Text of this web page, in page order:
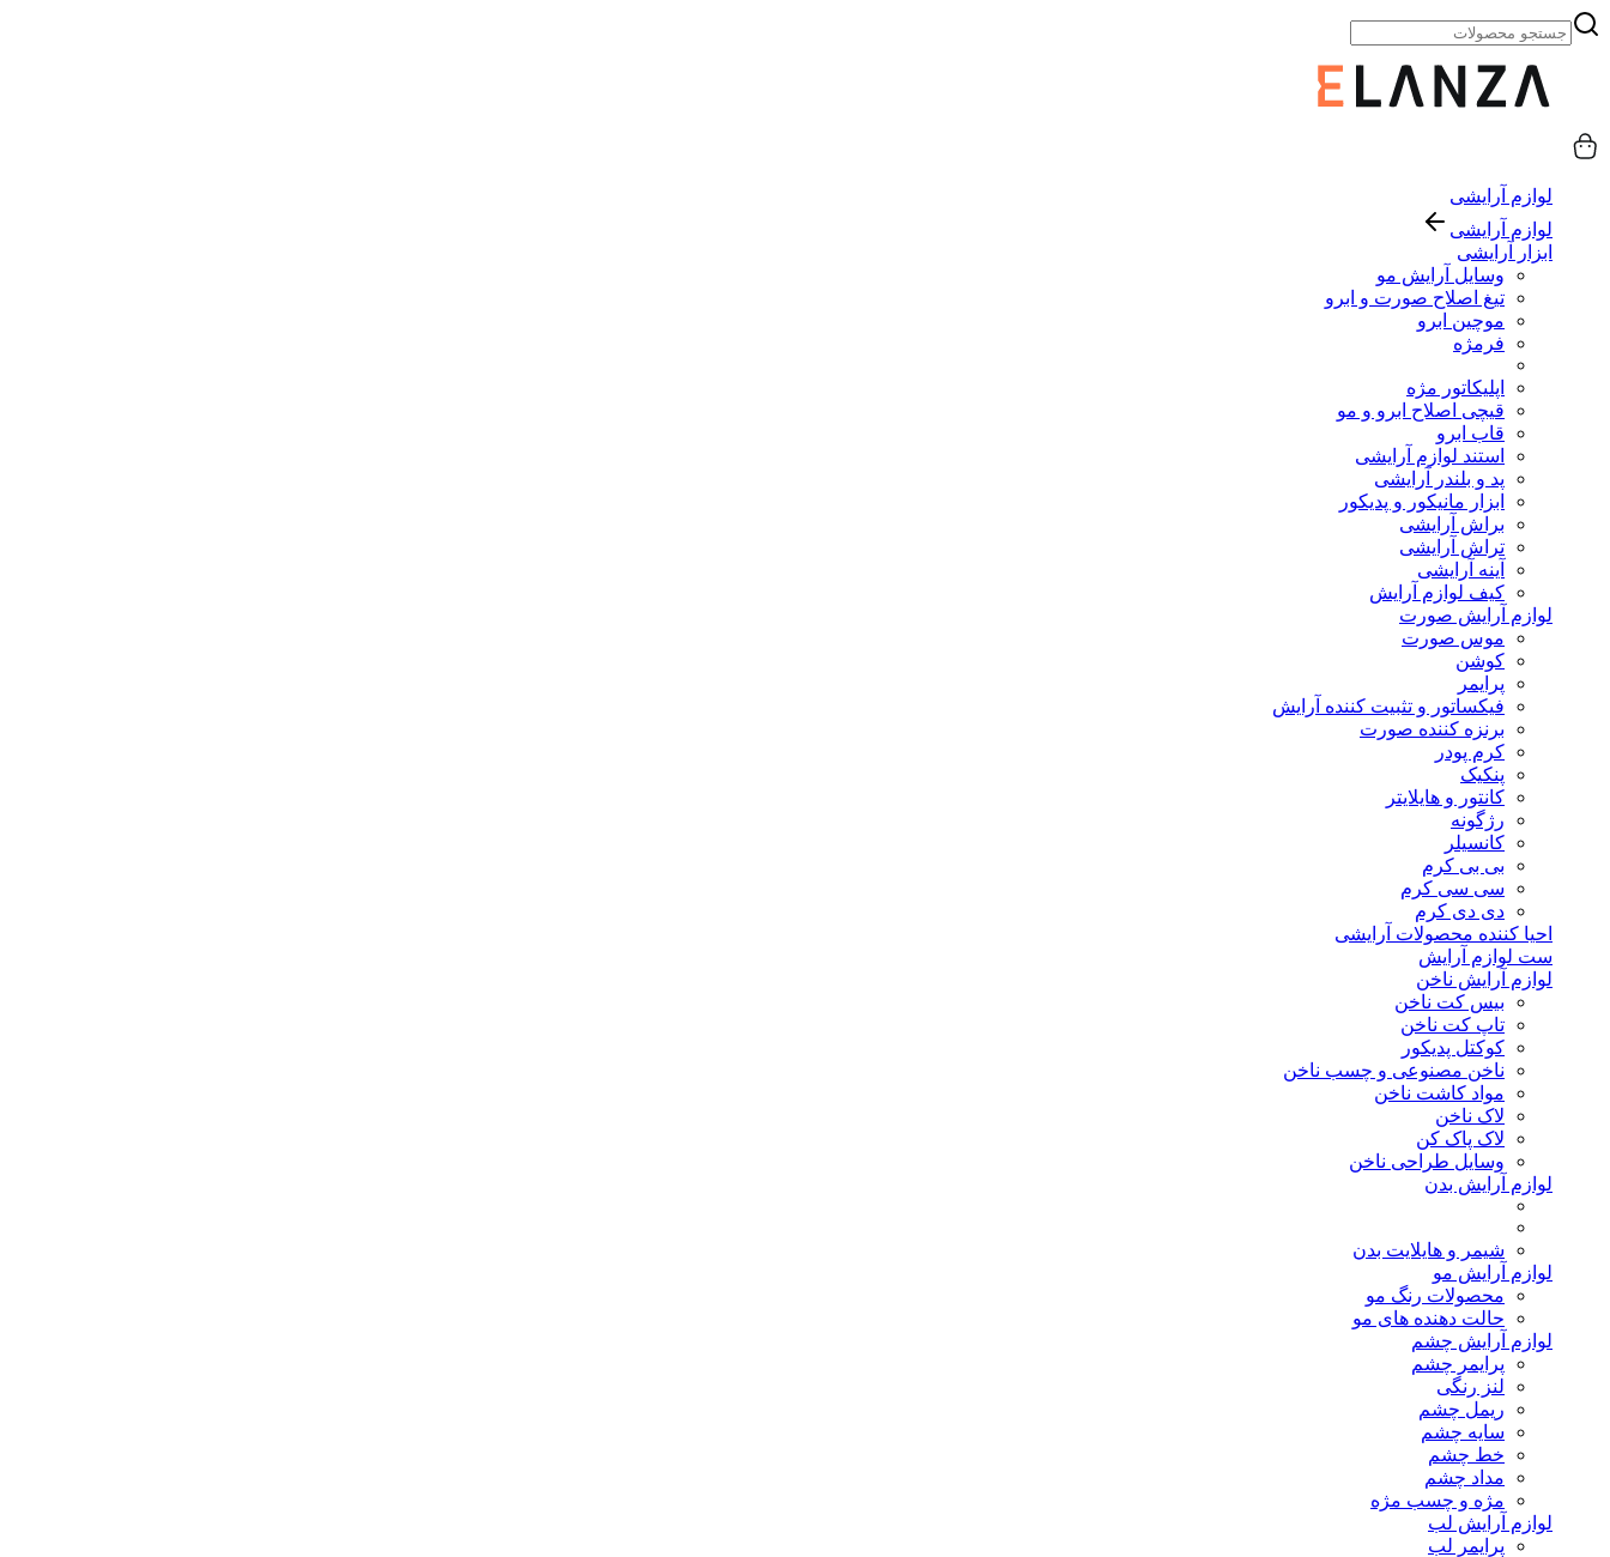
لوازم آرایشی
لوازم آرایشی
ابزار آرایشی
وسایل آرایش مو
تیغ اصلاح صورت و ابرو
موچین ابرو
فرمژه
اپلیکاتور مژه
قیچی اصلاح ابرو و مو
قاب ابرو
استند لوازم آرایشی
پد و بلندر آرایشی
ابزار مانیکور و پدیکور
براش آرایشی
تراش آرایشی
آینه آرایشی
کیف لوازم آرایش
لوازم آرایش صورت
موس صورت
کوشن
پرایمر
فیکساتور و تثبیت کننده آرایش
برنزه کننده صورت
کرم پودر
پنکیک
کانتور و هایلایتر
رژگونه
کانسیلر
بی بی کرم
سی سی کرم
دی دی کرم
احیا کننده محصولات آرایشی
ست لوازم آرایش
لوازم آرایش ناخن
بیس کت ناخن
تاپ کت ناخن
کوکتل پدیکور
ناخن مصنوعی و چسب ناخن
مواد کاشت ناخن
لاک ناخن
لاک پاک کن
وسایل طراحی ناخن
لوازم آرایش بدن
شیمر و هایلایت بدن
لوازم آرایش مو
محصولات رنگ مو
حالت دهنده های مو
لوازم آرایش چشم
پرایمر چشم
لنز رنگی
ریمل چشم
سایه چشم
خط چشم
مداد چشم
مژه و چسب مژه
لوازم آرایش لب
پرایمر لب